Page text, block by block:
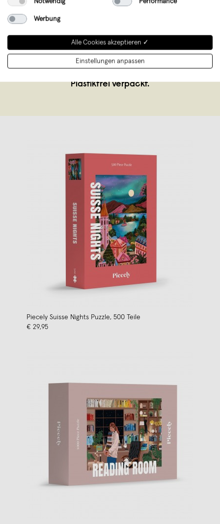
Exklusive Puzzles für Erwachsene aus
Hannover. Entdecke Kunst auf neue Art
von Künstlerinnen aus aller Welt.
Plastikfrei verpackt.
Piecely Suisse Nights Puzzle, 500 Teile
€ 29,95
Werbung
Alle Cookies akzeptieren ✓
Einstellungen anpassen